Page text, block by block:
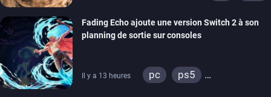
Fading Echo ajoute une version Switch 2 à son
planning de sortie sur consoles
Il y a 13 heures pc
ps5